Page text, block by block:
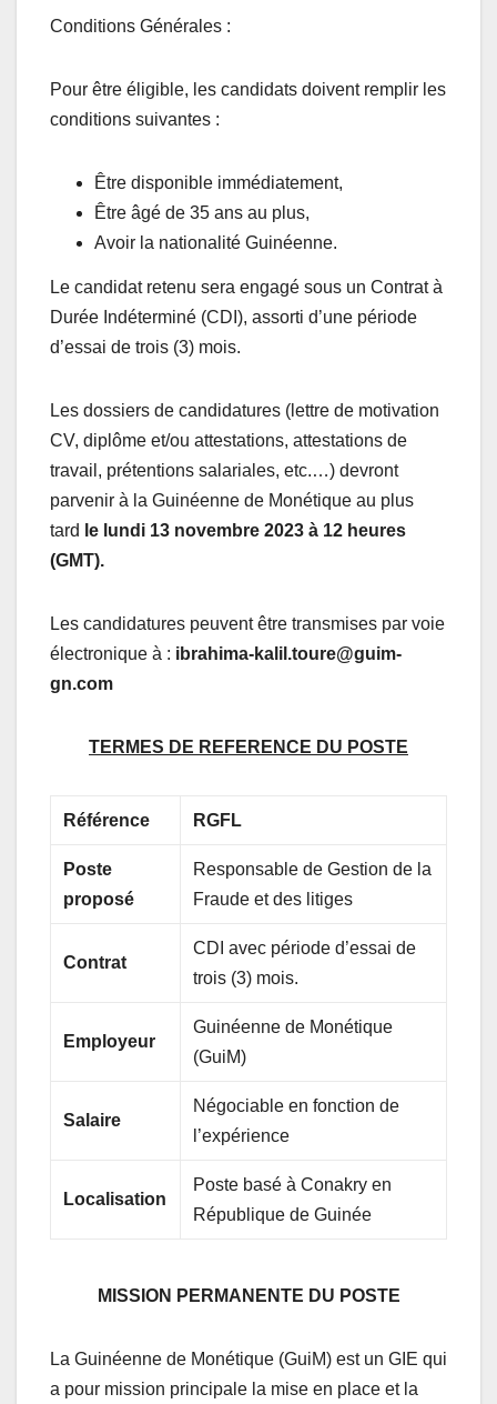
Conditions Générales :
Pour être éligible, les candidats doivent remplir les
conditions suivantes :
Être disponible immédiatement,
Être âgé de 35 ans au plus,
Avoir la nationalité Guinéenne.
Le candidat retenu sera engagé sous un Contrat à
Durée Indéterminé (CDI), assorti d’une période
d’essai de trois (3) mois.
Les dossiers de candidatures (lettre de motivation
CV, diplôme et/ou attestations, attestations de
travail, prétentions salariales, etc.…) devront
parvenir à la Guinéenne de Monétique au plus
tard le lundi 13 novembre 2023 à 12 heures
(GMT).
Les candidatures peuvent être transmises par voie
électronique à : ibrahima-kalil.toure@guim-
gn.com
TERMES DE REFERENCE DU POSTE
Référence RGFL
Poste
proposé
Responsable de Gestion de la
Fraude et des litiges
Contrat
CDI avec période d’essai de
trois (3) mois.
Employeur
Guinéenne de Monétique
(GuiM)
Salaire
Négociable en fonction de
l’expérience
Localisation
Poste basé à Conakry en
République de Guinée
MISSION PERMANENTE DU POSTE
La Guinéenne de Monétique (GuiM) est un GIE qui
a pour mission principale la mise en place et la